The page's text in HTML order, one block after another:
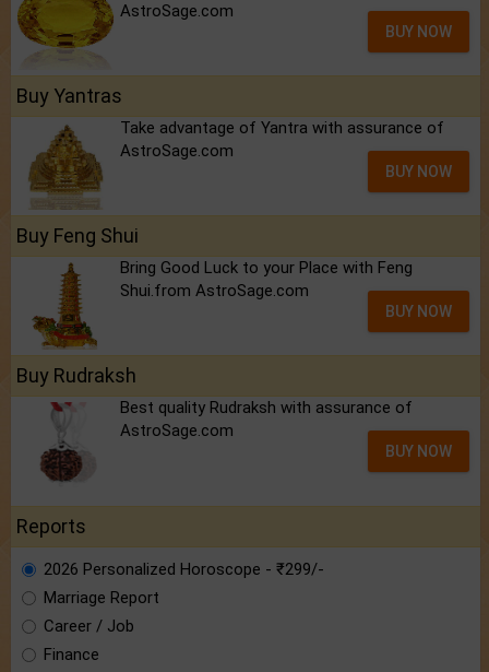
AstroSage.com
BUY NOW
Buy Yantras
Take advantage of Yantra with assurance of
AstroSage.com
BUY NOW
Buy Feng Shui
Bring Good Luck to your Place with Feng
Shui.from AstroSage.com
BUY NOW
Buy Rudraksh
Best quality Rudraksh with assurance of
AstroSage.com
BUY NOW
Reports
2026 Personalized Horoscope - ₹299/-
Marriage Report
Career / Job
Finance